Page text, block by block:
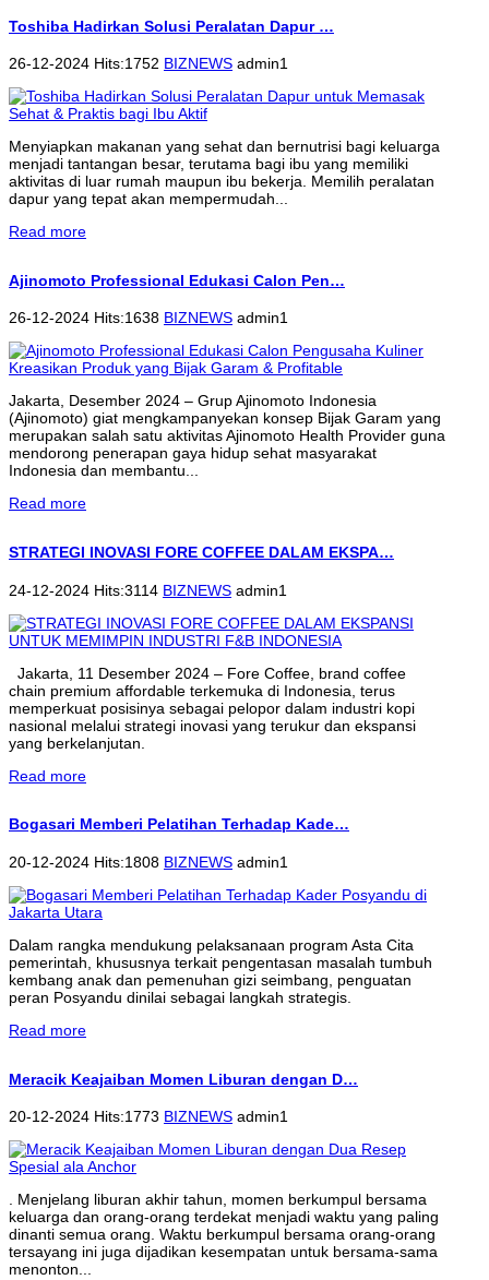
Toshiba Hadirkan Solusi Peralatan Dapur …
26-12-2024 Hits:1752 BIZNEWS admin1
Menyiapkan makanan yang sehat dan bernutrisi bagi keluarga
menjadi tantangan besar, terutama bagi ibu yang memiliki
aktivitas di luar rumah maupun ibu bekerja. Memilih peralatan
dapur yang tepat akan mempermudah...
Read more
Ajinomoto Professional Edukasi Calon Pen…
26-12-2024 Hits:1638 BIZNEWS admin1
Jakarta, Desember 2024 – Grup Ajinomoto Indonesia
(Ajinomoto) giat mengkampanyekan konsep Bijak Garam yang
merupakan salah satu aktivitas Ajinomoto Health Provider guna
mendorong penerapan gaya hidup sehat masyarakat
Indonesia dan membantu...
Read more
STRATEGI INOVASI FORE COFFEE DALAM EKSPA…
24-12-2024 Hits:3114 BIZNEWS admin1
Jakarta, 11 Desember 2024 – Fore Coffee, brand coffee
chain premium affordable terkemuka di Indonesia, terus
memperkuat posisinya sebagai pelopor dalam industri kopi
nasional melalui strategi inovasi yang terukur dan ekspansi
yang berkelanjutan.
Read more
Bogasari Memberi Pelatihan Terhadap Kade…
20-12-2024 Hits:1808 BIZNEWS admin1
Dalam rangka mendukung pelaksanaan program Asta Cita
pemerintah, khususnya terkait pengentasan masalah tumbuh
kembang anak dan pemenuhan gizi seimbang, penguatan
peran Posyandu dinilai sebagai langkah strategis.
Read more
Meracik Keajaiban Momen Liburan dengan D…
20-12-2024 Hits:1773 BIZNEWS admin1
. Menjelang liburan akhir tahun, momen berkumpul bersama
keluarga dan orang-orang terdekat menjadi waktu yang paling
dinanti semua orang. Waktu berkumpul bersama orang-orang
tersayang ini juga dijadikan kesempatan untuk bersama-sama
menonton...